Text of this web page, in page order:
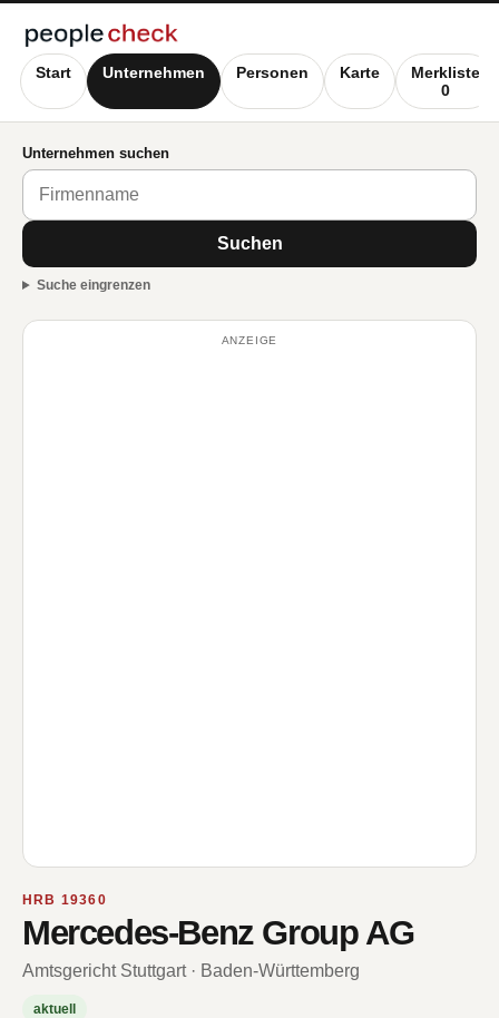
Start Unternehmen Personen Karte
Merkliste
0
Unternehmen suchen
Suchen
Suche eingrenzen
ANZEIGE
HRB 19360
Mercedes-Benz Group AG
Amtsgericht Stuttgart · Baden-Württemberg
aktuell